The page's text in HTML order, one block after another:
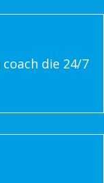
die 24/7